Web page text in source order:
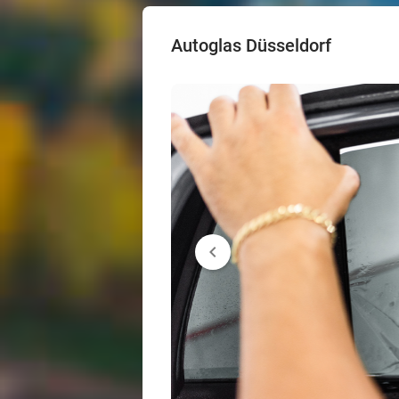
Autoglas Düsseldorf
chevron_left